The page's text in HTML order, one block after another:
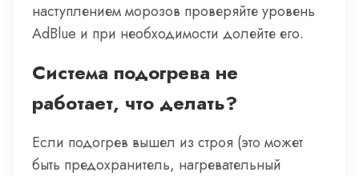
наступлением морозов проверяйте уровень
AdBlue и при необходимости долейте его.
Система подогрева не
работает, что делать?
Если подогрев вышел из строя (это может
быть предохранитель, нагревательный